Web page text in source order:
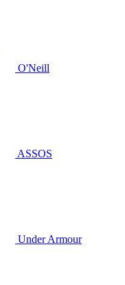
O'Neill
ASSOS
Under Armour